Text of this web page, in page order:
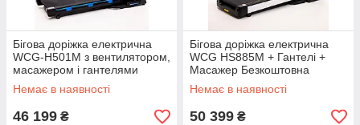
Бігова доріжка електрична
WCG-H501M з вентилятором,
масажером і гантелями
Безкоштовна доставка
Немає в наявності
46 199 ₴
Бігова доріжка електрична
WCG HS885M + Гантелі +
Масажер Безкоштовна
доставка
Немає в наявності
50 399 ₴